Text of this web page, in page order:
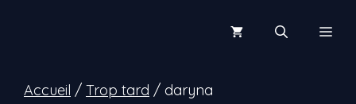
Accueil / Trop tard / daryna